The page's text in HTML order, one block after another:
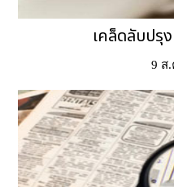
เคล็ดลับปรุ
9 ส.